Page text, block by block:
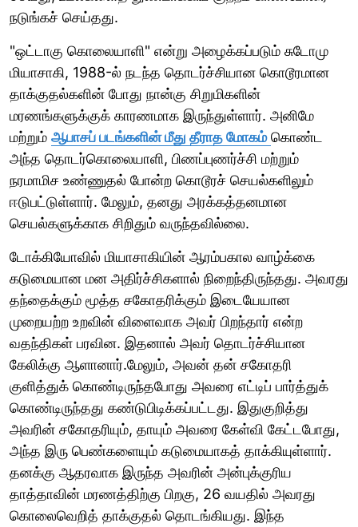
நடுங்கச் செய்தது.
"ஒட்டாகு கொலையாளி" என்று அழைக்கப்படும் சுடோமு
மியாசாகி, 1988-ல் நடந்த தொடர்ச்சியான கொடூரமான
தாக்குதல்களின் போது நான்கு சிறுமிகளின்
மரணங்களுக்குக் காரணமாக இருந்துள்ளார். அனிமே
மற்றும் ஆபாசப் படங்களின் மீது தீராத மோகம் கொண்ட
அந்த தொடர்கொலையாளி, பிணப்புணர்ச்சி மற்றும்
நரமாமிச உண்ணுதல் போன்ற கொடூரச் செயல்களிலும்
ஈடுபட்டுள்ளார். மேலும், தனது அரக்கத்தனமான
செயல்களுக்காக சிறிதும் வருந்தவில்லை.
டோக்கியோவில் மியாசாகியின் ஆரம்பகால வாழ்க்கை
கடுமையான மன அதிர்ச்சிகளால் நிறைந்திருந்தது. அவரது
தந்தைக்கும் மூத்த சகோதரிக்கும் இடையேயான
முறையற்ற உறவின் விளைவாக அவர் பிறந்தார் என்ற
வதந்திகள் பரவின. இதனால் அவர் தொடர்ச்சியான
கேலிக்கு ஆளானார்.மேலும், அவன் தன் சகோதரி
குளித்துக் கொண்டிருந்தபோது அவரை எட்டிப் பார்த்துக்
கொண்டிருந்தது கண்டுபிடிக்கப்பட்டது. இதுகுறித்து
அவரின் சகோதரியும், தாயும் அவரை கேள்வி கேட்டபோது, ​​
அந்த இரு பெண்களையும் கடுமையாகத் தாக்கியுள்ளார்.
தனக்கு ஆதரவாக இருந்த அவரின் அன்புக்குரிய
தாத்தாவின் மரணத்திற்கு பிறகு, 26 வயதில் அவரது
கொலைவெறித் தாக்குதல் தொடங்கியது. இந்த